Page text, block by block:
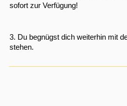
sofort zur Verfügung!
3. Du begnügst dich weiterhin mit
stehen.